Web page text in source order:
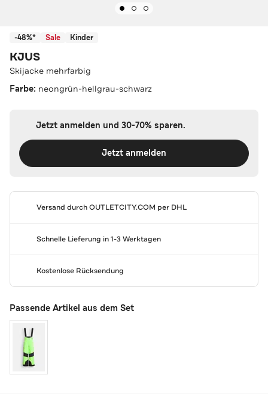
-48%* Sale Kinder
KJUS
Skijacke mehrfarbig
Farbe: neongrün-hellgrau-schwarz
Jetzt anmelden und 30-70% sparen.
Jetzt anmelden
Versand durchOUTLETCITY.COM per DHL
Schnelle Lieferung in 1-3 Werktagen
Kostenlose Rücksendung
Passende Artikel aus dem Set